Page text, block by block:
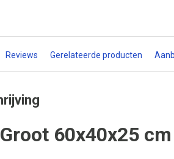
Reviews Gerelateerde producten
60x40x25